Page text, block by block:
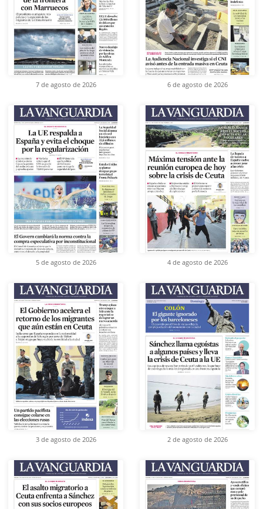
7 de agosto de 2026 6 de agosto de 2026
5 de agosto de 2026 4 de agosto de 2026
3 de agosto de 2026 2 de agosto de 2026